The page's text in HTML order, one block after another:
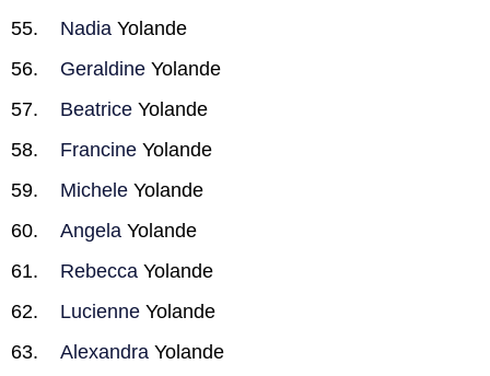
Nadia Yolande
Geraldine Yolande
Beatrice Yolande
Francine Yolande
Michele Yolande
Angela Yolande
Rebecca Yolande
Lucienne Yolande
Alexandra Yolande